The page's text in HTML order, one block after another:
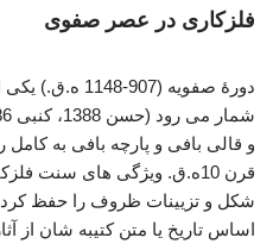
فلزکاری در عصر صفوی
دورۀ صفویه
و قالی بافی و پارچه بافی به
قرن 10ه.ق. ویژگی های سنت
اساس تاریخ یا متن کتیبه شان از